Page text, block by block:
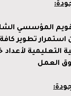
:
المؤسسي
استمرار تطوير
التعليمية لأعداد
العمل